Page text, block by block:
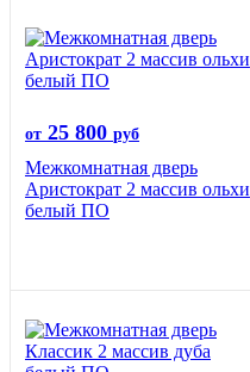
от 25 800 руб
Межкомнатная дверь
Аристократ 2 массив ольхи
белый ПО